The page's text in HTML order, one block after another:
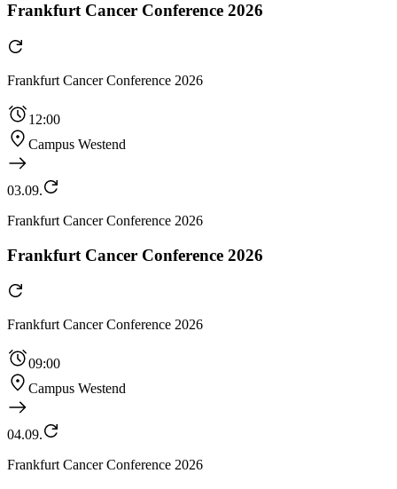
Frankfurt Cancer Conference 2026
Frankfurt Cancer Conference 2026
12:00
Campus Westend
03.09.
Frankfurt Cancer Conference 2026
Frankfurt Cancer Conference 2026
Frankfurt Cancer Conference 2026
09:00
Campus Westend
04.09.
Frankfurt Cancer Conference 2026